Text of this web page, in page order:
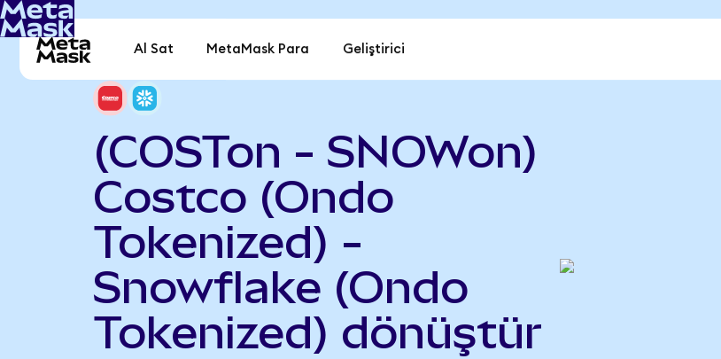
Al Sat MetaMask Para Geliştirici
(COSTon - SNOWon)
Costco (Ondo
Tokenized) -
Snowflake (Ondo
Tokenized) dönüştür